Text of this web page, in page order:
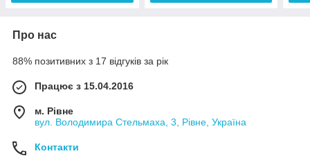
Про нас
88% позитивних з 17 відгуків за рік
Працює з 15.04.2016
м. Рівне
вул. Володимира Стельмаха, 3, Рівне, Україна
Контакти